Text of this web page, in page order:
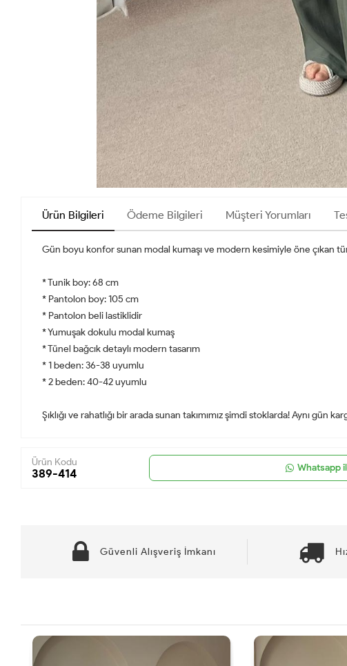
Ürün Bilgileri Ödeme Bilgileri Müşteri Yorumları
Gün boyu konfor sunan modal kumaşı ve modern kesimiyle öne çıkan
* Tunik boy: 68 cm
* Pantolon boy: 105 cm
* Pantolon beli lastiklidir
* Yumuşak dokulu modal kumaş
* Tünel bağcık detaylı modern tasarım
* 1 beden: 36-38 uyumlu
* 2 beden: 40-42 uyumlu
Şıklığı ve rahatlığı bir arada sunan takımımız şimdi stoklarda! Aynı gün
Ürün Kodu
389-414 Whatsapp
Güvenli Alışveriş İmkanı